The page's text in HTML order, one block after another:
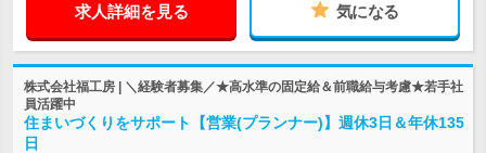
求人詳細を見る 気になる
株式会社福工房 | ＼経験者募集／★高水準の固定給＆前職給与考慮★若手社
員活躍中
住まいづくりをサポート【営業(プランナー)】週休3日＆年休135
日